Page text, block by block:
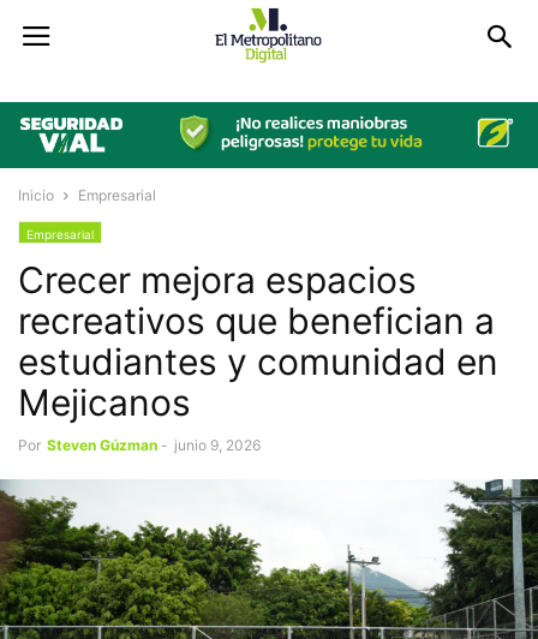
Inicio Empresarial
Empresarial
Crecer mejora espacios
recreativos que benefician a
estudiantes y comunidad en
Mejicanos
Por Steven Gúzman - junio 9, 2026